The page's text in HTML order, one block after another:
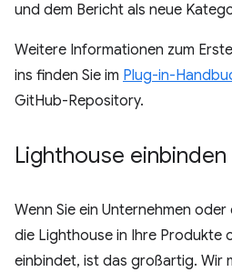
und dem Bericht als neue
Weitere Informationen zum
ins finden Sie im Plug-in-
GitHub-Repository.
Lighthouse einbinden
Wenn Sie ein Unternehmen
die Lighthouse in Ihre Produkte
einbindet, ist das großartig. Wir